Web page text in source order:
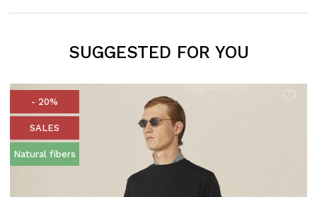
SUGGESTED FOR YOU
- 20%
SALES
Natural fibers